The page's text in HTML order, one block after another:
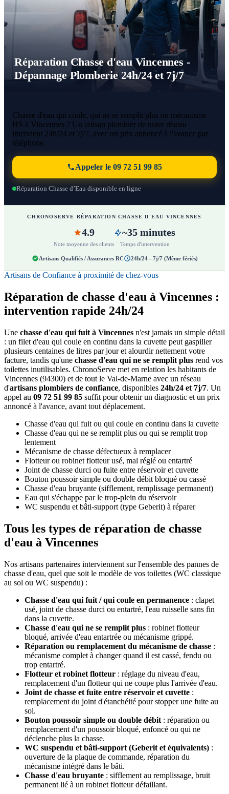
Réparation Chasse d'eau Vincennes -
Dépannage Plomberie 24h/24 et 7j/7
Chasse d'eau qui coule, qui ne se remplit plus ou mécanisme
HS à Vincennes ? Un artisan plombier de notre réseau
intervient 24h/24 et 7j/7, avec un prix annoncé à l'avance par
téléphone.
Appeler le 09 72 51 99 85
Réparation Chasse d’Eau disponible en ligne
CHRONOSERVE RÉPARATION CHASSE D'EAU VINCENNES
4.9
Note moyenne des clients
~35 minutes
Temps d'intervention
Artisans Qualifiés / Assurances RC 24h/24 - 7j/7 (Même fériés)
Artisans de Confiance à proximité de chez-vous
Réparation de chasse d'eau à Vincennes :
intervention rapide 24h/24
Une chasse d'eau qui fuit à Vincennes n'est jamais un simple détail
: un filet d'eau qui coule en continu dans la cuvette peut gaspiller
plusieurs centaines de litres par jour et alourdir nettement votre
facture, tandis qu'une chasse d'eau qui ne se remplit plus rend vos
toilettes inutilisables. ChronoServe met en relation les habitants de
Vincennes (94300) et de tout le Val-de-Marne avec un réseau
d'artisans plombiers de confiance, disponibles 24h/24 et 7j/7. Un
appel au 09 72 51 99 85 suffit pour obtenir un diagnostic et un prix
annoncé à l'avance, avant tout déplacement.
Chasse d'eau qui fuit ou qui coule en continu dans la cuvette
Chasse d'eau qui ne se remplit plus ou qui se remplit trop
lentement
Mécanisme de chasse défectueux à remplacer
Flotteur ou robinet flotteur usé, mal réglé ou entartré
Joint de chasse durci ou fuite entre réservoir et cuvette
Bouton poussoir simple ou double débit bloqué ou cassé
Chasse d'eau bruyante (sifflement, remplissage permanent)
Eau qui s'échappe par le trop-plein du réservoir
WC suspendu et bâti-support (type Geberit) à réparer
Tous les types de réparation de chasse
d'eau à Vincennes
Nos artisans partenaires interviennent sur l'ensemble des pannes de
chasse d'eau, quel que soit le modèle de vos toilettes (WC classique
au sol ou WC suspendu) :
Chasse d'eau qui fuit / qui coule en permanence : clapet
usé, joint de chasse durci ou entartré, l'eau ruisselle sans fin
dans la cuvette.
Chasse d'eau qui ne se remplit plus : robinet flotteur
bloqué, arrivée d'eau entartrée ou mécanisme grippé.
Réparation ou remplacement du mécanisme de chasse :
mécanisme complet à changer quand il est cassé, fendu ou
trop entartré.
Flotteur et robinet flotteur : réglage du niveau d'eau,
remplacement d'un flotteur qui ne coupe plus l'arrivée d'eau.
Joint de chasse et fuite entre réservoir et cuvette :
remplacement du joint d'étanchéité pour stopper une fuite au
sol.
Bouton poussoir simple ou double débit : réparation ou
remplacement d'un poussoir bloqué, enfoncé ou qui ne
déclenche plus la chasse.
WC suspendu et bâti-support (Geberit et équivalents) :
ouverture de la plaque de commande, réparation du
mécanisme intégré dans le bâti.
Chasse d'eau bruyante : sifflement au remplissage, bruit
permanent lié à un robinet flotteur défaillant.